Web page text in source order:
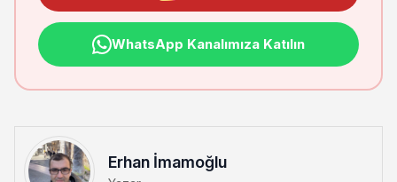
WhatsApp Kanalımıza Katılın
Erhan İmamoğlu